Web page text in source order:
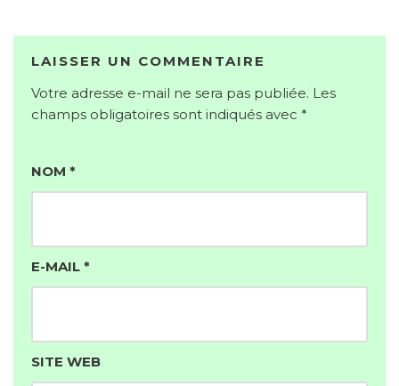
LAISSER UN COMMENTAIRE
Votre adresse e-mail ne sera pas publiée. Les
champs obligatoires sont indiqués avec *
NOM *
E-MAIL *
SITE WEB